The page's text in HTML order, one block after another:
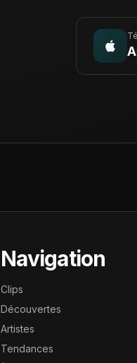
Navigation
Clips
Découvertes
Artistes
Tendances